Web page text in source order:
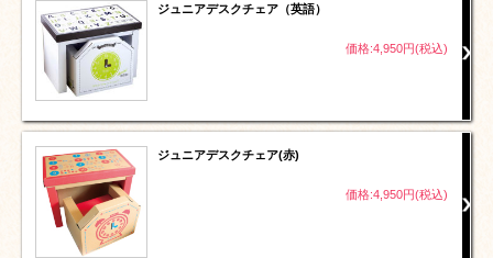
ジュニアデスクチェア（英語）
価格:4,950円(税込)
ジュニアデスクチェア(赤)
価格:4,950円(税込)